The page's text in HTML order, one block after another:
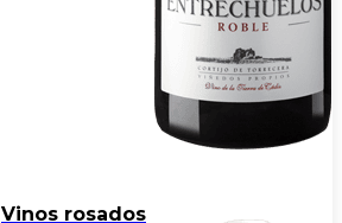
Vinos rosados